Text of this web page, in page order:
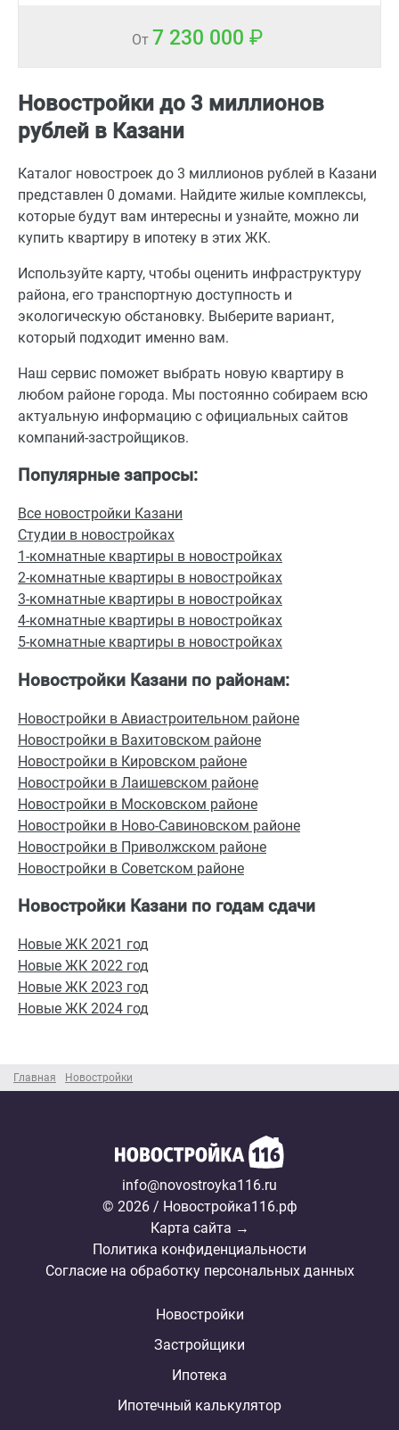
Главная Новостройки
От 7 230 000
Новостройки до 3 миллионов
рублей в Казани
Каталог новостроек до 3 миллионов рублей в Казани
представлен 0 домами. Найдите жилые комплексы,
которые будут вам интересны и узнайте, можно ли
купить квартиру в ипотеку в этих ЖК.
Используйте карту, чтобы оценить инфраструктуру
района, его транспортную доступность и
экологическую обстановку. Выберите вариант,
который подходит именно вам.
Наш сервис поможет выбрать новую квартиру в
любом районе города. Мы постоянно собираем всю
актуальную информацию с официальных сайтов
компаний-застройщиков.
Популярные запросы:
Все новостройки Казани
Студии в новостройках
1-комнатные квартиры в новостройках
2-комнатные квартиры в новостройках
3-комнатные квартиры в новостройках
4-комнатные квартиры в новостройках
5-комнатные квартиры в новостройках
Новостройки Казани по районам:
Новостройки в Авиастроительном районе
Новостройки в Вахитовском районе
Новостройки в Кировском районе
Новостройки в Лаишевском районе
Новостройки в Московском районе
Новостройки в Ново-Савиновском районе
Новостройки в Приволжском районе
Новостройки в Советском районе
Новостройки Казани по годам сдачи
Новые ЖК 2021 год
Новые ЖК 2022 год
Новые ЖК 2023 год
Новые ЖК 2024 год
info@novostroyka116.ru
© 2026 / Новостройка116.рф
Карта сайта →
Политика конфиденциальности
Согласие на обработку персональных данных
Новостройки
Застройщики
Ипотека
Ипотечный калькулятор